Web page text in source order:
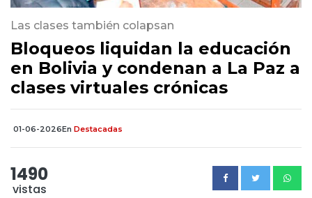
Las clases también colapsan
Bloqueos liquidan la educación
en Bolivia y condenan a La Paz a
clases virtuales crónicas
01-06-2026En Destacadas
1490
vistas